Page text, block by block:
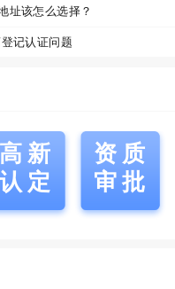
址该怎么选择？
记认证问题
高新
认定
资质
审批